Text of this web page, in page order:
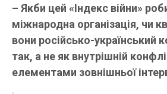
– Якби цей «Індекс війни»
міжнародна організація, чи
вони російсько-український
так, а не як внутрішній
елементами зовнішньої